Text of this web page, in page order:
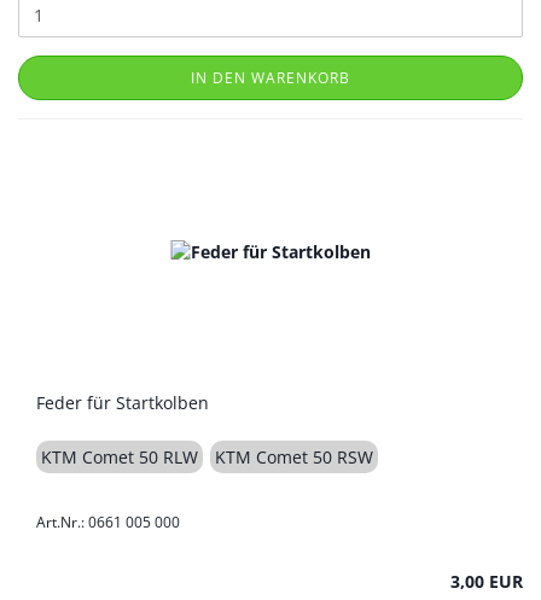
IN DEN WARENKORB
Feder für Startkolben
KTM Comet 50 RLW KTM Comet 50 RSW
Art.Nr.: 0661 005 000
3,00 EUR